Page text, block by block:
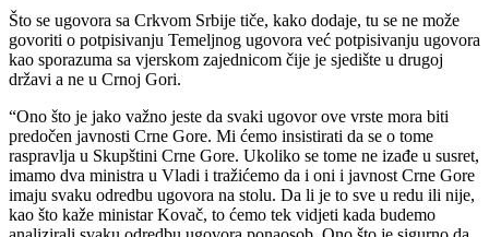
Što se ugovora sa Crkvom Srbije tiče, kako dodaje, tu se ne može
govoriti o potpisivanju Temeljnog ugovora već potpisivanju ugovora
kao sporazuma sa vjerskom zajednicom čije je sjedište u drugoj
državi a ne u Crnoj Gori.
“Ono što je jako važno jeste da svaki ugovor ove vrste mora biti
predočen javnosti Crne Gore. Mi ćemo insistirati da se o tome
raspravlja u Skupštini Crne Gore. Ukoliko se tome ne izađe u susret,
imamo dva ministra u Vladi i tražićemo da i oni i javnost Crne Gore
imaju svaku odredbu ugovora na stolu. Da li je to sve u redu ili nije,
kao što kaže ministar Kovač, to ćemo tek vidjeti kada budemo